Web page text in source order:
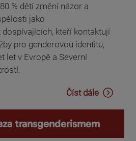
% dětí změní názor a
jako
dospívajících, kteří kontaktují
pro genderovou identitu,
let v Evropě a Severní
Číst dále
transgenderismem